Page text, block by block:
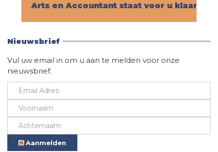
Arts en Accountant staat voor u klaar!
Nieuwsbrief
Vul uw email in om u aan te melden voor onze
nieuwsbrief.
Aanmelden